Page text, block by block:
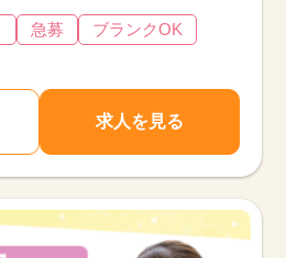
急募
ブランクOK
求人を見る